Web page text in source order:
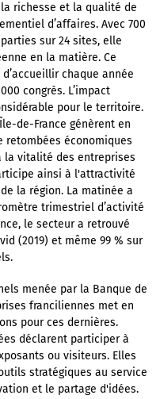
richesse et la qualité de
d’affaires. Avec 700
sur 24 sites, elle
en la matière. Ce
chaque année
congrès. L’impact
pour le territoire.
de-France génèrent en
retombées économiques
la vitalité des entreprises
ainsi à l'attractivité
la région. La matinée a
trimestriel d’activité
le secteur a retrouvé
(2019) et même 99 % sur
menée par la Banque de
franciliennes met en
pour ces dernières.
déclarent participer à
ou visiteurs. Elles
stratégiques au service
et le partage d'idées.